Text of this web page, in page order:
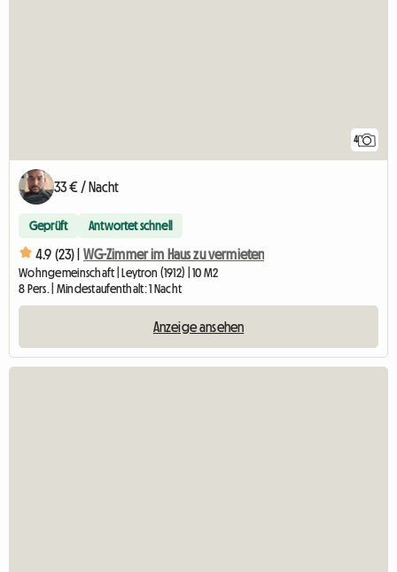
4
33 € / Nacht
Geprüft Antwortet schnell
4.9 (23) | WG-Zimmer im Haus zu vermieten
Wohngemeinschaft | Leytron (1912) | 10 M2
8 Pers. | Mindestaufenthalt: 1 Nacht
Anzeige ansehen